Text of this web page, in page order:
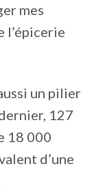
mes
l’épicerie
un pilier
127
18 000
d’une